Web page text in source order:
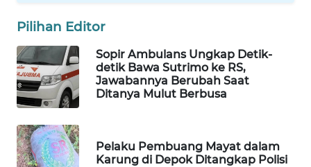
Pilihan Editor
Sopir Ambulans Ungkap Detik-
detik Bawa Sutrimo ke RS,
Jawabannya Berubah Saat
Ditanya Mulut Berbusa
Pelaku Pembuang Mayat dalam
Karung di Depok Ditangkap Polisi
WAHANA
HEALTH
WAHANA
DESA
WISATA
LAPAK
WAHANA